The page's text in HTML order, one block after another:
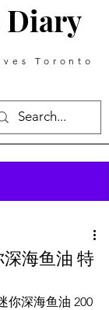
Diary
Toronto
海鱼油 特
你深海鱼油 200